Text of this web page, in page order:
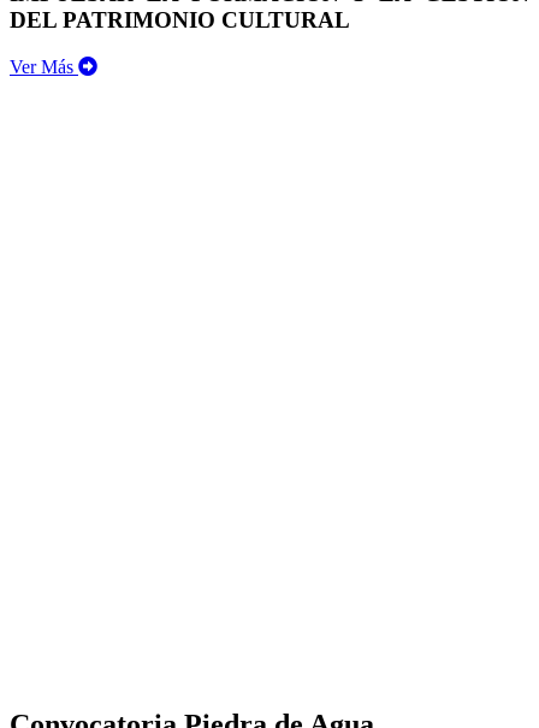
DEL PATRIMONIO CULTURAL
Ver Más